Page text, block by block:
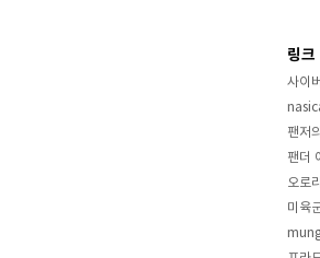
링크
사이
팬저
팬더
오로
미육